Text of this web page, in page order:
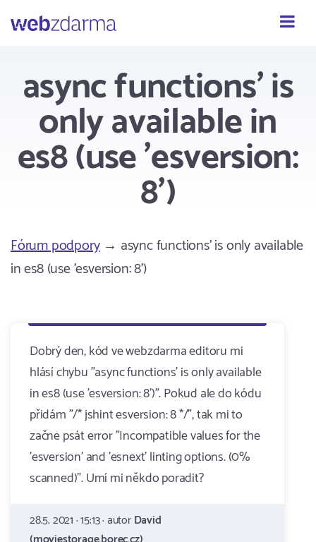
Webzdarma
async functions' is
only available in
es8 (use 'esversion:
8')
Fórum podpory→ async functions' is only available
in es8 (use 'esversion: 8')
Dobrý den, kód ve webzdarma editoru mi
hlásí chybu "async functions' is only available
in es8 (use 'esversion: 8')". Pokud ale do kódu
přidám "/* jshint esversion: 8 */", tak mi to
začne psát error "Incompatible values for the
'esversion' and 'esnext' linting options. (0%
scanned)". Umí mi někdo poradit?
28.5. 2021 · 15:13 · autorDavid